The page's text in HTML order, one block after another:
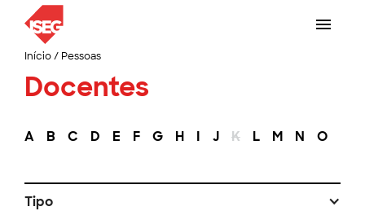
Início/ Pessoas
Docentes
A B C D E F G H I J K L M N O
Tipo